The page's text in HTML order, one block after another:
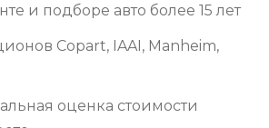
и подборе авто более 15 лет
Copart, IAAI, Manheim,
оценка стоимости